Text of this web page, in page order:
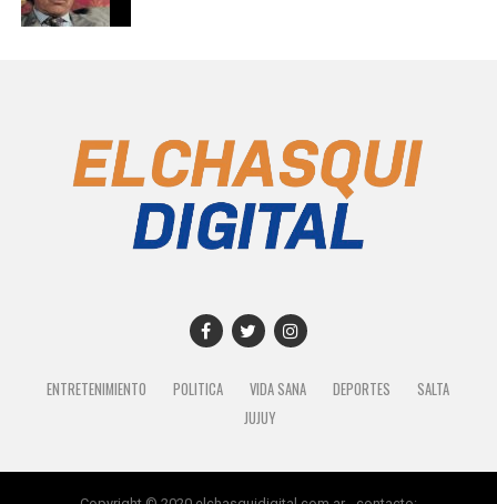
ENTRETENIMIENTO POLITICA VIDA SANA DEPORTES
SALTA
JUJUY